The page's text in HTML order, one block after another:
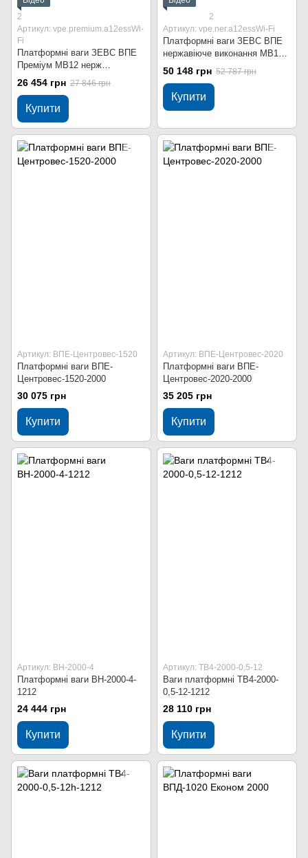
2
Артикул: vpe.premium.a12essWi-
Fi
Платформні ваги ЗЕВС ВПЕ
Преміум МВ12 нерж
1000x1000 мм 2000 кг Wi-Fi
26 454 грн 27 846 грн
Купити
2
Артикул: vpe.ner.a12essWi-Fi
Платформні ваги ЗЕВС ВПЕ
нержавіюче виконання МВ12
1000x1000 мм 2000 кг Wi-Fi
50 148 грн 52 787 грн
Купити
Артикул: ВПЕ-Центровес-1520
Платформні ваги ВПЕ-
Центровес-1520-2000
30 075 грн
Купити
Артикул: ВПЕ-Центровес-2020
Платформні ваги ВПЕ-
Центровес-2020-2000
35 205 грн
Купити
Артикул: ВН-2000-4
Платформні ваги ВН-2000-4-
1212
24 444 грн
Купити
Артикул: ТВ4-2000-0,5-12
Ваги платформні ТВ4-2000-
0,5-12-1212
28 110 грн
Купити